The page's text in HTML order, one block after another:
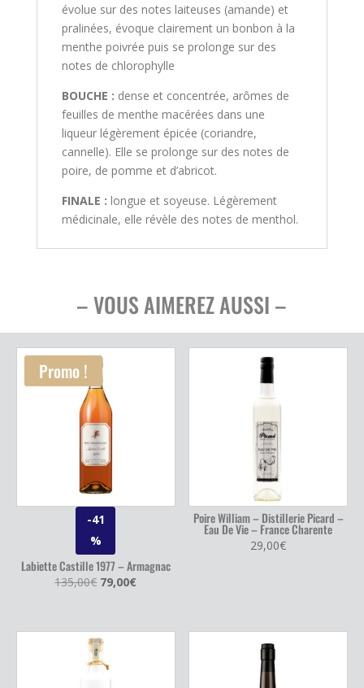
évolue sur des notes laiteuses (amande) et
pralinées, évoque clairement un bonbon à la
menthe poivrée puis se prolonge sur des
notes de chlorophylle
BOUCHE : dense et concentrée, arômes de
feuilles de menthe macérées dans une
liqueur légèrement épicée (coriandre,
cannelle). Elle se prolonge sur des notes de
poire, de pomme et d’abricot.
FINALE : longue et soyeuse. Légèrement
médicinale, elle révèle des notes de menthol.
– VOUS AIMEREZ AUSSI –
Promo !
-41
%
Labiette Castille 1977 – Armagnac
135,00€ Le
était :
135,00€.
79,00€
Poire William – Distillerie Picard –
Eau De Vie – France Charente
29,00€